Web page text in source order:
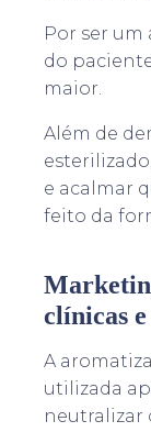
Por ser
do
maior.
Além de
e acalmar
feito da
clínicas
A
utilizada
neutralizar